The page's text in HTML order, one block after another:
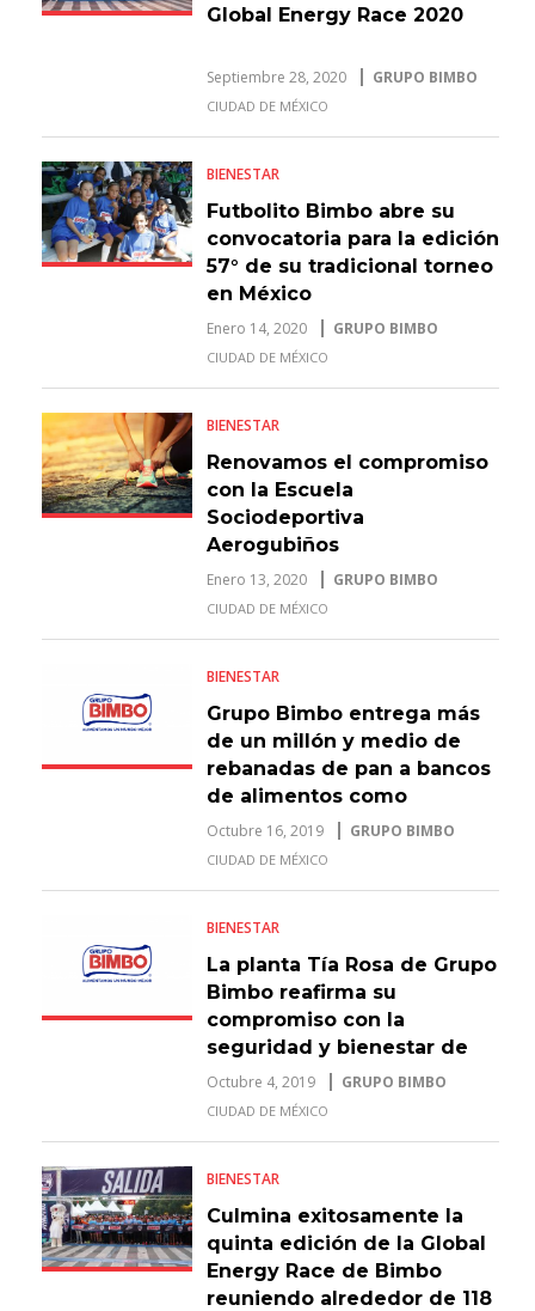
Global Energy Race 2020
Septiembre 28, 2020 GRUPO BIMBO
CIUDAD DE MÉXICO
BIENESTAR
Futbolito Bimbo abre su
convocatoria para la edición
57° de su tradicional torneo
en México
Enero 14, 2020 GRUPO BIMBO
CIUDAD DE MÉXICO
BIENESTAR
Renovamos el compromiso
con la Escuela
Sociodeportiva
Aerogubiños
Enero 13, 2020 GRUPO BIMBO
CIUDAD DE MÉXICO
BIENESTAR
Grupo Bimbo entrega más
de un millón y medio de
rebanadas de pan a bancos
de alimentos como
resultado de la Global
Energy Race 2019
Octubre 16, 2019 GRUPO BIMBO
CIUDAD DE MÉXICO
BIENESTAR
La planta Tía Rosa de Grupo
Bimbo reafirma su
compromiso con la
seguridad y bienestar de
sus colaboradores
Octubre 4, 2019 GRUPO BIMBO
CIUDAD DE MÉXICO
BIENESTAR
Culmina exitosamente la
quinta edición de la Global
Energy Race de Bimbo
reuniendo alrededor de 118